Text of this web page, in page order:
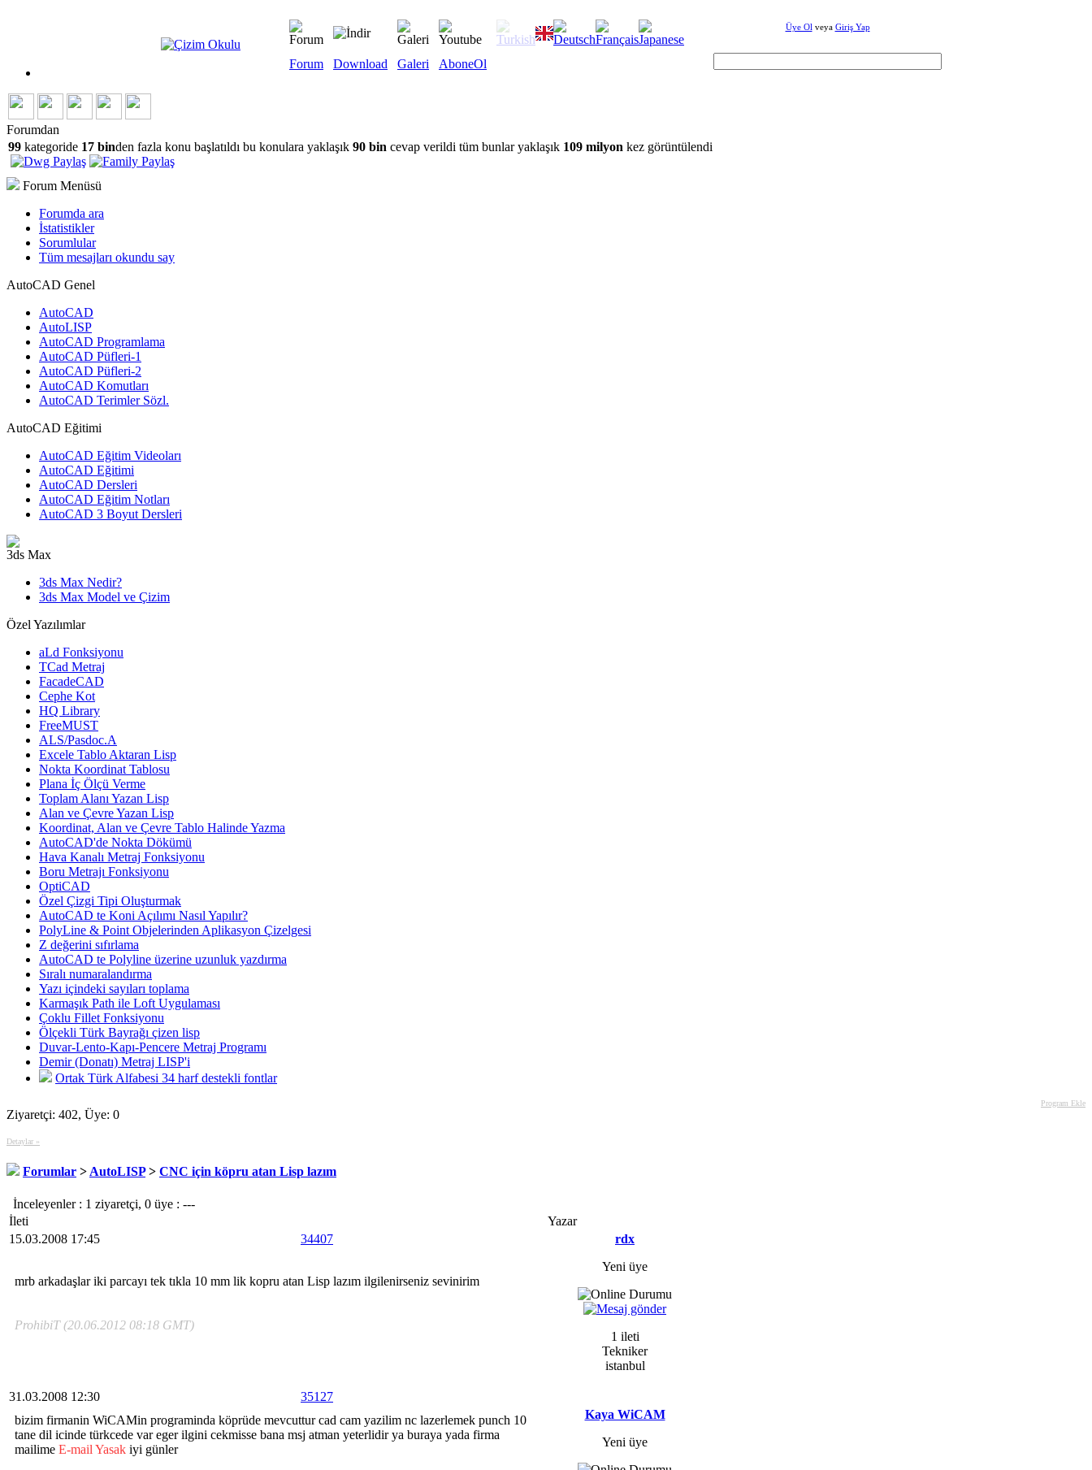
Forum Download Galeri AboneOl
Üye Ol veya Giriş Yap
Forumdan
99 kategoride 17 binden fazla konu başlatıldı bu konulara yaklaşık 90 bin cevap verildi tüm bunlar yaklaşık 109 milyon kez görüntülendi
Forum Menüsü
Forumda ara
İstatistikler
Sorumlular
Tüm mesajları okundu say
AutoCAD Genel
AutoCAD
AutoLISP
AutoCAD Programlama
AutoCAD Püfleri-1
AutoCAD Püfleri-2
AutoCAD Komutları
AutoCAD Terimler Sözl.
AutoCAD Eğitimi
AutoCAD Eğitim Videoları
AutoCAD Eğitimi
AutoCAD Dersleri
AutoCAD Eğitim Notları
AutoCAD 3 Boyut Dersleri
3ds Max
3ds Max Nedir?
3ds Max Model ve Çizim
Özel Yazılımlar
aLd Fonksiyonu
TCad Metraj
FacadeCAD
Cephe Kot
HQ Library
FreeMUST
ALS/Pasdoc.A
Excele Tablo Aktaran Lisp
Nokta Koordinat Tablosu
Plana İç Ölçü Verme
Toplam Alanı Yazan Lisp
Alan ve Çevre Yazan Lisp
Koordinat, Alan ve Çevre Tablo Halinde Yazma
AutoCAD'de Nokta Dökümü
Hava Kanalı Metraj Fonksiyonu
Boru Metrajı Fonksiyonu
OptiCAD
Özel Çizgi Tipi Oluşturmak
AutoCAD te Koni Açılımı Nasıl Yapılır?
PolyLine & Point Objelerinden Aplikasyon Çizelgesi
Z değerini sıfırlama
AutoCAD te Polyline üzerine uzunluk yazdırma
Sıralı numaralandırma
Yazı içindeki sayıları toplama
Karmaşık Path ile Loft Uygulaması
Çoklu Fillet Fonksiyonu
Ölçekli Türk Bayrağı çizen lisp
Duvar-Lento-Kapı-Pencere Metraj Programı
Demir (Donatı) Metraj LISP'i
Ortak Türk Alfabesi 34 harf destekli fontlar
Program Ekle
Ziyaretçi: 402, Üye: 0
Detaylar »
Forumlar > AutoLISP> CNC için köpru atan Lisp lazım
İnceleyenler : 1 ziyaretçi, 0 üye : ---
İleti
Yazar
15.03.2008 17:45
34407
rdx
Yeni üye
1 ileti
Tekniker
istanbul
mrb arkadaşlar iki parcayı tek tıkla 10 mm lik kopru atan Lisp lazım ilgilenirseniz sevinirim
ProhibiT (20.06.2012 08:18 GMT)
31.03.2008 12:30
35127
Kaya WiCAM
Yeni üye
bizim firmanin WiCAMin programinda köprüde mevcuttur cad cam yazilim nc lazerlemek punch 10
tane dil icinde türkcede var eger ilgini cekmisse bana msj atman yeterlidir ya buraya yada firma
mailime E-mail Yasak iyi günler